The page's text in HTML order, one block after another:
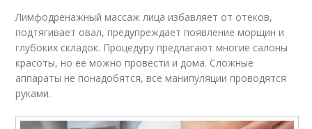
Лимфодренажный массаж лица избавляет от отеков,
подтягивает овал, предупреждает появление морщин и
глубоких складок. Процедуру предлагают многие салоны
красоты, но ее можно провести и дома. Сложные
аппараты не понадобятся, все манипуляции проводятся
руками.